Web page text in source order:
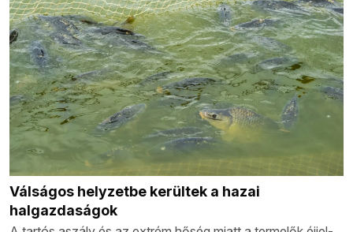
Válságos helyzetbe kerültek a hazai
halgazdaságok